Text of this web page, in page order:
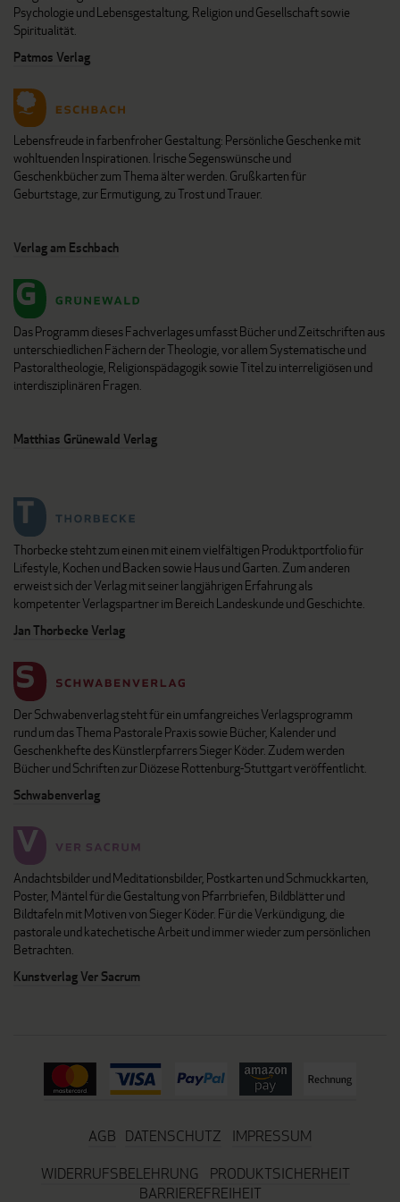
Psychologie und Lebensgestaltung, Religion und Gesellschaft sowie
Spiritualität.
Patmos Verlag
Lebensfreude in farbenfroher Gestaltung: Persönliche Geschenke mit
wohltuenden Inspirationen. Irische Segenswünsche und
Geschenkbücher zum Thema älter werden. Grußkarten für
Geburtstage, zur Ermutigung, zu Trost und Trauer.
Verlag am Eschbach
Das Programm dieses Fachverlages umfasst Bücher und Zeitschriften aus
unterschiedlichen Fächern der Theologie, vor allem Systematische und
Pastoraltheologie, Religionspädagogik sowie Titel zu interreligiösen und
interdisziplinären Fragen.
Matthias Grünewald Verlag
Thorbecke steht zum einen mit einem vielfältigen Produktportfolio für
Lifestyle, Kochen und Backen sowie Haus und Garten. Zum anderen
erweist sich der Verlag mit seiner langjährigen Erfahrung als
kompetenter Verlagspartner im Bereich Landeskunde und Geschichte.
Jan Thorbecke Verlag
Der Schwabenverlag steht für ein umfangreiches Verlagsprogramm
rund um das Thema Pastorale Praxis sowie Bücher, Kalender und
Geschenkhefte des Künstlerpfarrers Sieger Köder. Zudem werden
Bücher und Schriften zur Diözese Rottenburg-Stuttgart veröffentlicht.
Schwabenverlag
Andachtsbilder und Meditationsbilder, Postkarten und Schmuckkarten,
Poster, Mäntel für die Gestaltung von Pfarrbriefen, Bildblätter und
Bildtafeln mit Motiven von Sieger Köder. Für die Verkündigung, die
pastorale und katechetische Arbeit und immer wieder zum persönlichen
Betrachten.
Kunstverlag Ver Sacrum
AGB DATENSCHUTZ
IMPRESSUM
WIDERRUFSBELEHRUNG
PRODUKTSICHERHEIT
BARRIEREFREIHEIT